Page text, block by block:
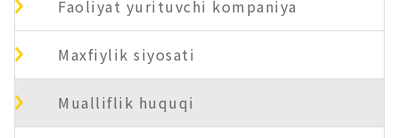
Faoliyat yurituvchi kompaniya
Maxfiylik siyosati
Mualliflik huquqi